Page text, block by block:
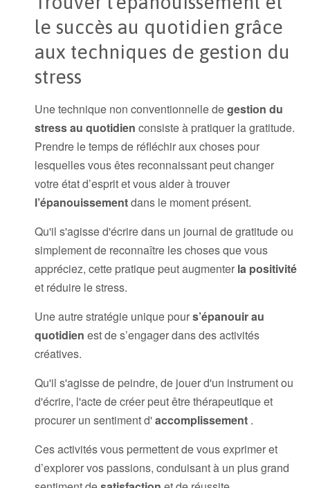
le succès au quotidien grâce
aux techniques de gestion du
stress
Une technique non conventionnelle degestion du
stress au quotidien consiste à pratiquer la gratitude.
Prendre le temps de réfléchir aux choses pour
lesquelles vous êtes reconnaissant peut changer
votre état d’esprit et vous aider à trouver
l’épanouissementdans le moment présent.
Qu'il s'agisse d'écrire dans un journal de gratitude ou
simplement de reconnaître les choses que vous
appréciez, cette pratique peut augmenter la positivité
et réduire le stress.
Une autre stratégie unique pours’épanouir au
quotidien est de s’engager dans des activités
créatives.
Qu'il s'agisse de peindre, de jouer d'un instrument ou
d'écrire, l'acte de créer peut être thérapeutique et
procurer un sentiment d'accomplissement .
Ces activités vous permettent de vous exprimer et
d’explorer vos passions, conduisant à un plus grand